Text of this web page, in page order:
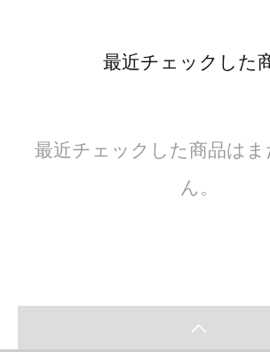
最近チェックした
最近チェックした商品は
ん。